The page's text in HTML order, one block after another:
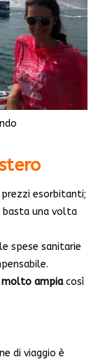
prezzi esorbitanti;
basta una volta
spese sanitarie
molto ampiacosì
di viaggio è